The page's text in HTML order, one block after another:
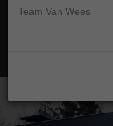
Team Van Wees